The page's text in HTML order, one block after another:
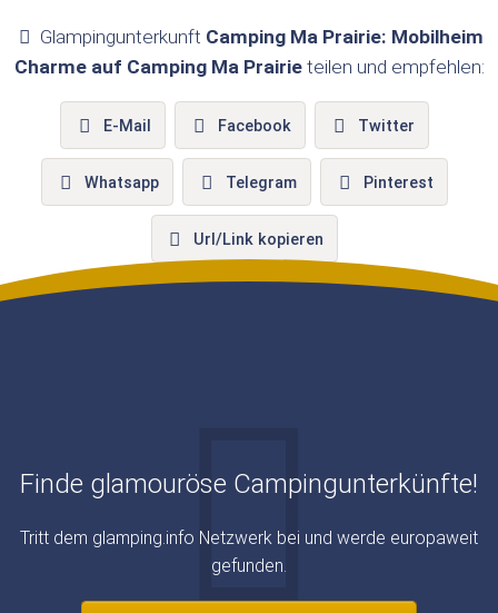
Glampingunterkunft Camping Ma Prairie: Mobilheim
Charme auf Camping Ma Prairieteilen und empfehlen:
E-Mail Facebook Twitter
Whatsapp Telegram Pinterest
Url/Link kopieren
Finde glamouröse Campingunterkünfte!
Tritt dem glamping.info Netzwerk bei und werde europaweit
gefunden.